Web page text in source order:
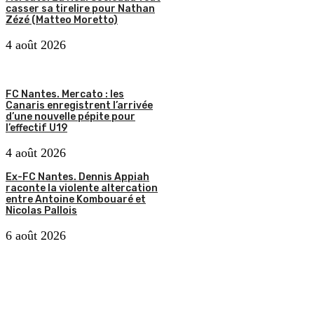
casser sa tirelire pour Nathan
Zézé (Matteo Moretto)
4 août 2026
FC Nantes. Mercato : les
Canaris enregistrent l’arrivée
d’une nouvelle pépite pour
l’effectif U19
4 août 2026
Ex-FC Nantes. Dennis Appiah
raconte la violente altercation
entre Antoine Kombouaré et
Nicolas Pallois
6 août 2026